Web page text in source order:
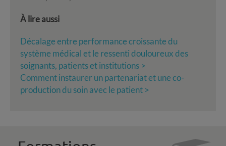
À lire aussi
Décalage entre performance croissante du
système médical et le ressenti douloureux des
soignants, patients et institutions >
Comment instaurer un partenariat et une co-
production du soin avec le patient >